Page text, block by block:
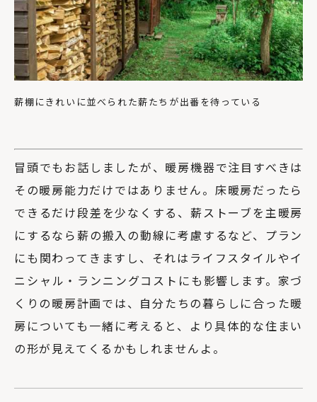
薪棚にきれいに並べられた薪たちが出番を待っている
冒頭でもお話しましたが、暖房機器で注目すべきは
その暖房能力だけではありません。床暖房だったら
できるだけ段差を少なくする、薪ストーブを主暖房
にするなら薪の搬入の動線に考慮するなど、プラン
にも関わってきますし、それはライフスタイルやイ
ニシャル・ランニングコストにも影響します。家づ
くりの暖房計画では、自分たちの暮らしに合った暖
房についても一緒に考えると、より具体的な住まい
の形が見えてくるかもしれませんよ。